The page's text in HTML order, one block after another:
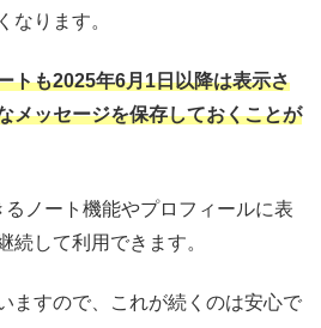
なります。
トも2025年6月1日以降は表示さ
メッセージを保存しておくことが
ノート機能やプロフィールに表
続して利用できます。
ますので、これが続くのは安心で